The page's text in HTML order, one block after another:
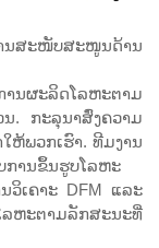
ສະໜັບສະໜູນດ້ານ
ານຜະລິດໂລຫະຕາມ
ນ. ກະລຸນາສົ່ງຄວາມ
ຫ້ພວກເຮົາ. ທີມງານ
ການຂຶ້ນຮູບໂລຫະ
ວິເຄາະ DFM ແລະ
ລຫະຕາມລັກສະນະທີ່